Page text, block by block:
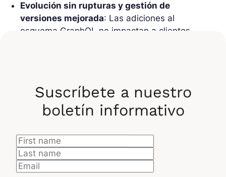
Evolución sin rupturas y gestión de
versiones mejorada: Las adiciones al
esquema GraphQL no impactan a clientes
Casos prácticos
Suscríbete a nuestro
boletín informativo